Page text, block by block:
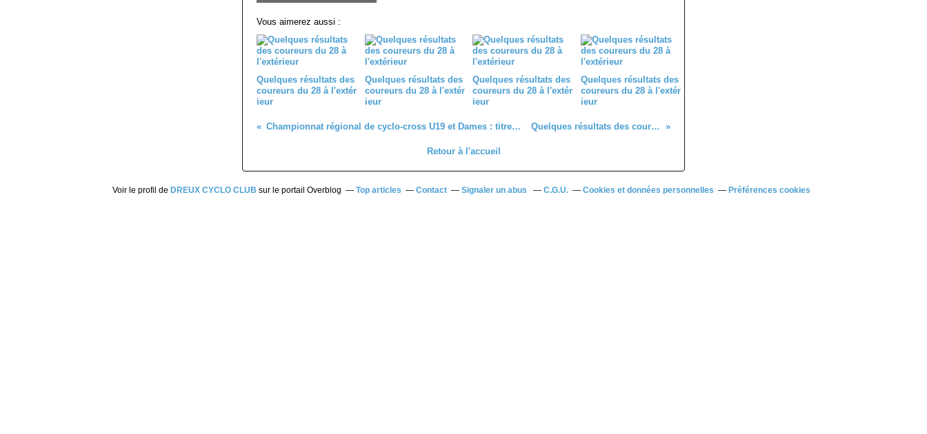
Vous aimerez aussi :
Quelques résultats des
coureurs du 28 à l'extér
ieur
Quelques résultats des
coureurs du 28 à l'extér
ieur
Quelques résultats des
coureurs du 28 à l'extér
ieur
Quelques résultats des
coureurs du 28 à l'extér
ieur
Championnat régional de cyclo-cross U19 et Dames : titres et podiums pour le C'Chartres Cyclisme Quelques résultats des coureurs du 28 à l'extérieur
Retour à l'accueil
Voir le profil de DREUX CYCLO CLUB sur le portail Overblog Top articles Contact Signaler un abus C.G.U. Cookies et données personnelles Préférences cookies